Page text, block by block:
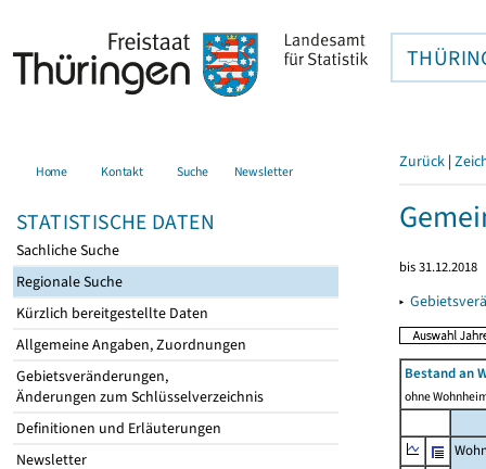
Home Kontakt Suche Newsletter
STATISTISCHE DATEN
Sachliche Suche
Regionale Suche
Kürzlich bereitgestellte Daten
Allgemeine Angaben, Zuordnungen
Gebietsveränderungen,
Änderungen zum Schlüsselverzeichnis
Definitionen und Erläuterungen
Newsletter
Zurück |
bis 31.12.2018
▸
Bestand an
ohne